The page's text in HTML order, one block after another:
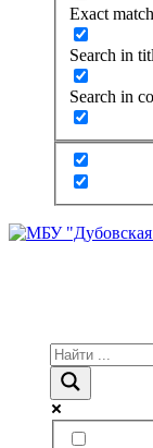
Exact
Search in
Search in